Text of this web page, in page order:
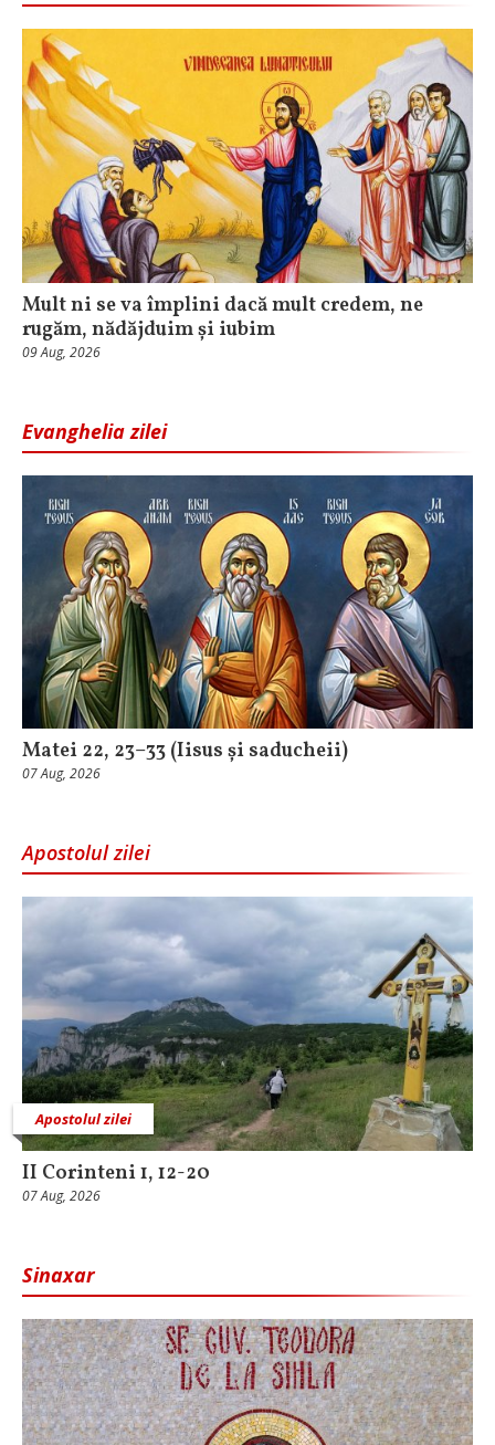
Mult ni se va împlini dacă mult credem, ne
rugăm, nădăjduim și iubim
09 Aug, 2026
Evanghelia zilei
Matei 22, 23–33 (Iisus și saducheii)
07 Aug, 2026
Apostolul zilei
Apostolul zilei
II Corinteni 1, 12-20
07 Aug, 2026
Sinaxar